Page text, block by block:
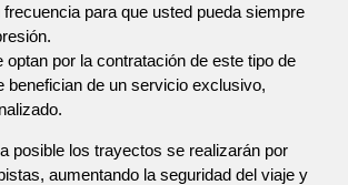
para que usted pueda siempre
optan por la contratación de este tipo de
benefician de un servicio exclusivo,
posible los trayectos se realizarán por
aumentando la seguridad del viaje y